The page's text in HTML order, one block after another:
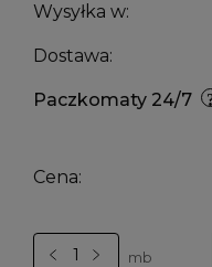
Wysyłka w:
Dostawa:
Paczkomaty 24/7
Cena:
mb